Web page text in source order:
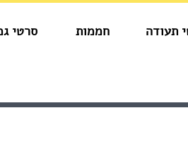
תעודה חממות סרטי